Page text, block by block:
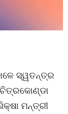
ସ୍ୱତନ୍ତ୍ର
ମନ୍ତ୍ରୀ